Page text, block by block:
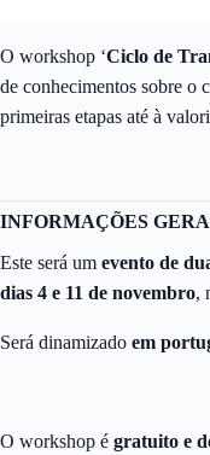
O workshop ‘Ciclo de
de conhecimentos sobre o
primeiras etapas até à
INFORMAÇÕES
Este será um evento de
dias 4 e 11 de novembro,
Será dinamizado em
O workshop é gratuito e